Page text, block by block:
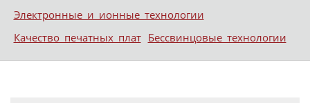
Электронные и ионные технологии
Качество печатных плат Бессвинцовые технологии